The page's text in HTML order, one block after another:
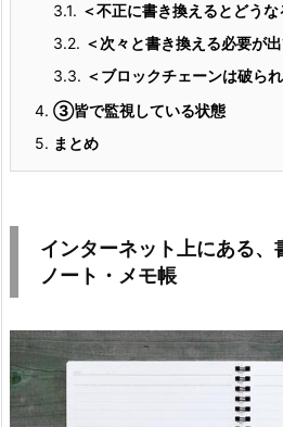
3.1. ＜不正に書き換えるとどうな
3.2. ＜次々と書き換える必要が
3.3. ＜ブロックチェーンは破ら
4. ③皆で監視している状態
5. まとめ
インターネット上にある、
ノート・メモ帳